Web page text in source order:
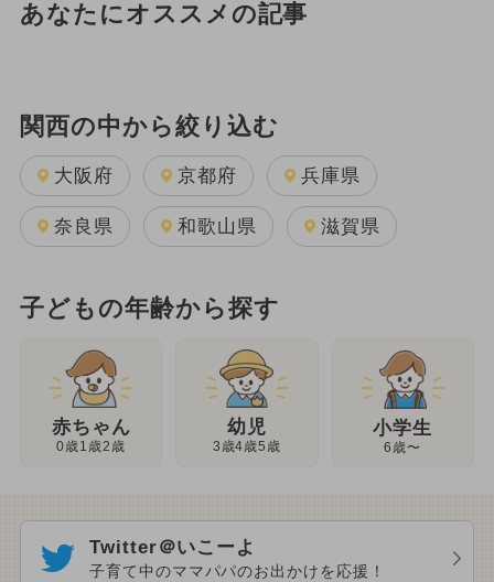
あなたにオススメの記事
関西の中から絞り込む
大阪府 京都府 兵庫県
奈良県 和歌山県 滋賀県
子どもの年齢から探す
赤ちゃん
0歳1歳2歳
幼児
3歳4歳5歳
小学生
6歳〜
Twitter＠いこーよ
子育て中のママパパのお出かけを応援！